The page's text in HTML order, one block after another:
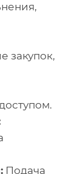
закупок,
Подача